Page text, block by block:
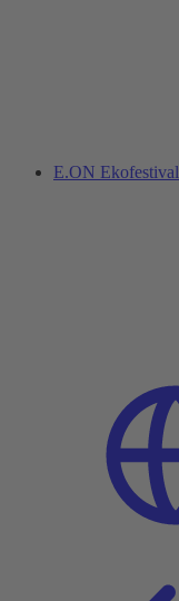
E.ON Ekofestival